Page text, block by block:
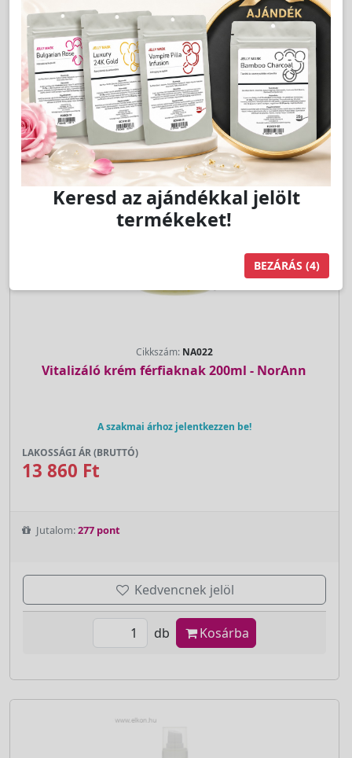
Kedvencnek jelöl
db Kosárba
Cikkszám: NA022
Vitalizáló krém férfiaknak 200ml - NorAnn
A szakmai árhoz jelentkezzen be!
LAKOSSÁGI ÁR (BRUTTÓ)
13 860 Ft
Jutalom:277 pont
Kedvencnek jelöl
db Kosárba
Keresd az ajándékkal jelölt
termékeket!
BEZÁRÁS (3)